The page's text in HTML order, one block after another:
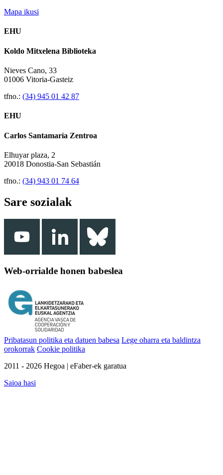
Mapa ikusi
EHU
Koldo Mitxelena Biblioteka
Nieves Cano, 33
01006 Vitoria-Gasteiz
tfno.: (34) 945 01 42 87
EHU
Carlos Santamaría Zentroa
Elhuyar plaza, 2
20018 Donostia-San Sebastián
tfno.: (34) 943 01 74 64
Sare sozialak
Web-orrialde honen babeslea
Pribatasun politika eta datuen babesa Lege oharra eta baldintza
orokorrak Cookie politika
2011 - 2026 Hegoa | eFaber-ek garatua
Saioa hasi